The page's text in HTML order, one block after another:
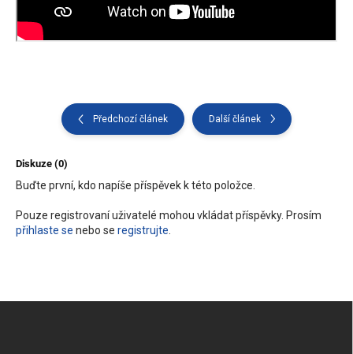
Předchozí článek Další článek
Diskuze (0)
Buďte první, kdo napíše příspěvek k této položce.
Pouze registrovaní uživatelé mohou vkládat příspěvky. Prosím
přihlaste se nebo se registrujte